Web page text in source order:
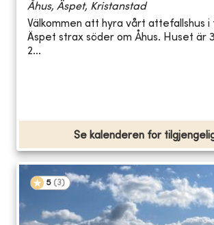
Åhus, Äspet, Kristanstad
Välkommen att hyra vårt attefallshus i
Äspet strax söder om Åhus. Huset är
2...
Se kalenderen for
5 (3)